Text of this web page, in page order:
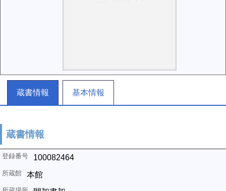
蔵書情報 基本情報
蔵書情報
100082464
本館